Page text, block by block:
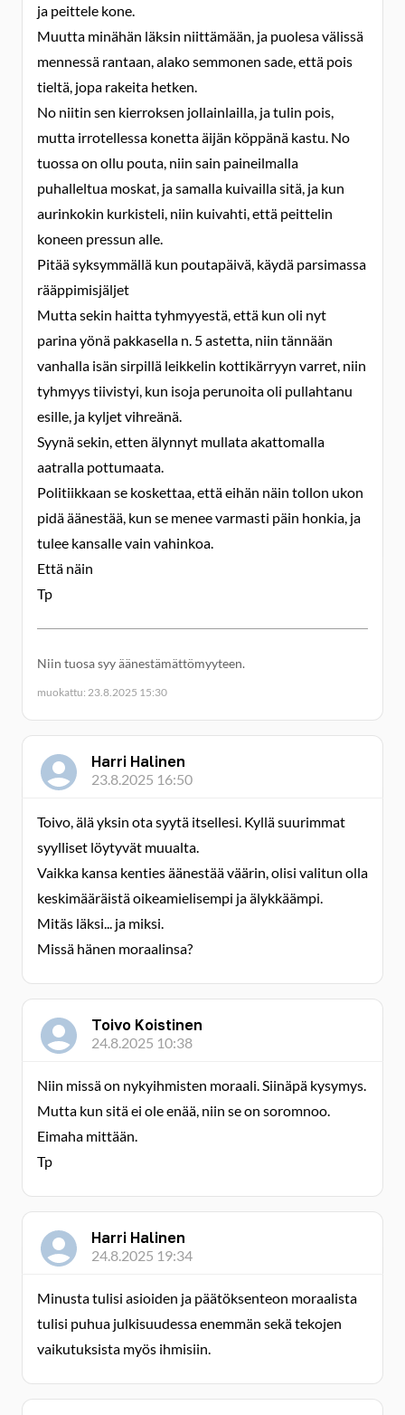
ja peittele kone.
Muutta minähän läksin niittämään, ja puolesa välissä
mennessä rantaan, alako semmonen sade, että pois
tieltä, jopa rakeita hetken.
No niitin sen kierroksen jollainlailla, ja tulin pois,
mutta irrotellessa konetta äijän köppänä kastu. No
tuossa on ollu pouta, niin sain paineilmalla
puhalleltua moskat, ja samalla kuivailla sitä, ja kun
aurinkokin kurkisteli, niin kuivahti, että peittelin
koneen pressun alle.
Pitää syksymmällä kun poutapäivä, käydä parsimassa
rääppimisjäljet
Mutta sekin haitta tyhmyyestä, että kun oli nyt
parina yönä pakkasella n. 5 astetta, niin tännään
vanhalla isän sirpillä leikkelin kottikärryyn varret, niin
tyhmyys tiivistyi, kun isoja perunoita oli pullahtanu
esille, ja kyljet vihreänä.
Syynä sekin, etten älynnyt mullata akattomalla
aatralla pottumaata.
Politiikkaan se koskettaa, että eihän näin tollon ukon
pidä äänestää, kun se menee varmasti päin honkia, ja
tulee kansalle vain vahinkoa.
Että näin
Tp
Niin tuosa syy äänestämättömyyteen.
muokattu: 23.8.2025 15:30
Harri Halinen
23.8.2025 16:50
Toivo, älä yksin ota syytä itsellesi. Kyllä suurimmat
syylliset löytyvät muualta.
Vaikka kansa kenties äänestää väärin, olisi valitun olla
keskimääräistä oikeamielisempi ja älykkäämpi.
Mitäs läksi... ja miksi.
Missä hänen moraalinsa?
Toivo Koistinen
24.8.2025 10:38
Niin missä on nykyihmisten moraali. Siinäpä kysymys.
Mutta kun sitä ei ole enää, niin se on soromnoo.
Eimaha mittään.
Tp
Harri Halinen
24.8.2025 19:34
Minusta tulisi asioiden ja päätöksenteon moraalista
tulisi puhua julkisuudessa enemmän sekä tekojen
vaikutuksista myös ihmisiin.